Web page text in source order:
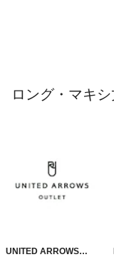
ロング・マキ
UNITED ARROWS